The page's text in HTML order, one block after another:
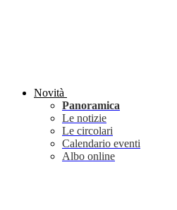
Novità
Panoramica
Le notizie
Le circolari
Calendario eventi
Albo online